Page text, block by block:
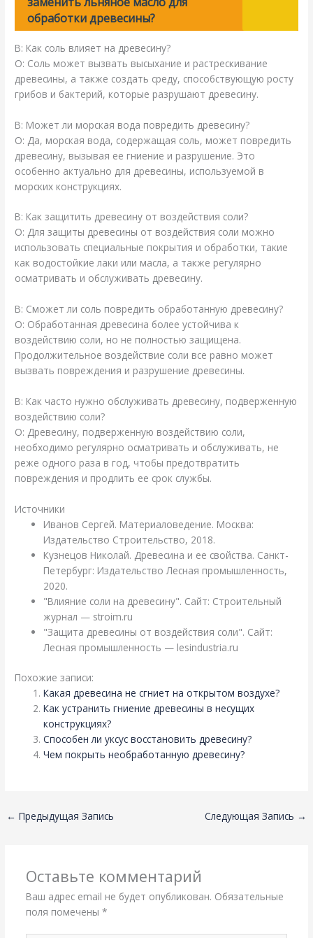
обработки древесины?
В: Как соль влияет на древесину?
О: Соль может вызвать высыхание и растрескивание
древесины, а также создать среду, способствующую росту
грибов и бактерий, которые разрушают древесину.
В: Может ли морская вода повредить древесину?
О: Да, морская вода, содержащая соль, может повредить
древесину, вызывая ее гниение и разрушение. Это
особенно актуально для древесины, используемой в
морских конструкциях.
В: Как защитить древесину от воздействия соли?
О: Для защиты древесины от воздействия соли можно
использовать специальные покрытия и обработки, такие
как водостойкие лаки или масла, а также регулярно
осматривать и обслуживать древесину.
В: Сможет ли соль повредить обработанную древесину?
О: Обработанная древесина более устойчива к
воздействию соли, но не полностью защищена.
Продолжительное воздействие соли все равно может
вызвать повреждения и разрушение древесины.
В: Как часто нужно обслуживать древесину, подверженную
воздействию соли?
О: Древесину, подверженную воздействию соли,
необходимо регулярно осматривать и обслуживать, не
реже одного раза в год, чтобы предотвратить
повреждения и продлить ее срок службы.
Источники
Иванов Сергей. Материаловедение. Москва:
Издательство Строительство, 2018.
Кузнецов Николай. Древесина и ее свойства. Санкт-
Петербург: Издательство Лесная промышленность,
2020.
"Влияние соли на древесину". Сайт: Строительный
журнал — stroim.ru
"Защита древесины от воздействия соли". Сайт:
Лесная промышленность — lesindustria.ru
Похожие записи:
Какая древесина не сгниет на открытом воздухе?
Как устранить гниение древесины в несущих
конструкциях?
Способен ли уксус восстановить древесину?
Чем покрыть необработанную древесину?
← Предыдущая Запись Следующая Запись →
Оставьте комментарий
Ваш адрес email не будет опубликован. Обязательные
поля помечены *